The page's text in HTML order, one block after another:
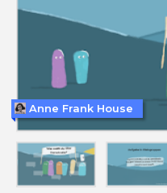
Anne Frank House